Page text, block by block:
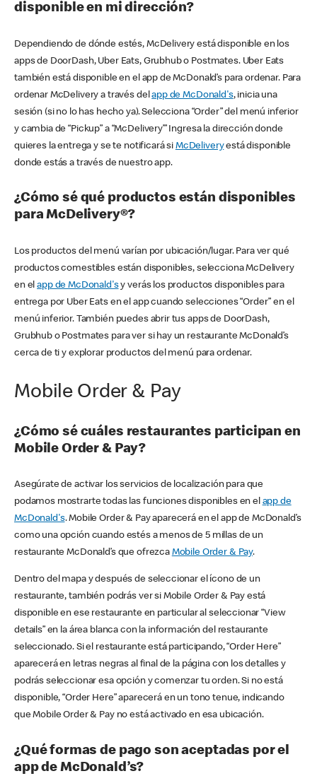
disponible en mi dirección?
Dependiendo de dónde estés, McDelivery está disponible en los
apps de DoorDash, Uber Eats, Grubhub o Postmates. Uber Eats
también está disponible en el app de McDonald’s para ordenar. Para
ordenar McDelivery a través delapp de McDonald's, inicia una
sesión (si no lo has hecho ya). Selecciona “Order” del menú inferior
y cambia de “Pickup” a “McDelivery’” Ingresa la dirección donde
quieres la entrega y se te notificará si McDeliveryestá disponible
donde estás a través de nuestro app.
¿Cómo sé qué productos están disponibles
para McDelivery®?
Los productos del menú varían por ubicación/lugar. Para ver qué
productos comestibles están disponibles, selecciona McDelivery
en elapp de McDonald'sy verás los productos disponibles para
entrega por Uber Eats en el app cuando selecciones “Order” en el
menú inferior. También puedes abrir tus apps de DoorDash,
Grubhub o Postmates para ver si hay un restaurante McDonald’s
cerca de ti y explorar productos del menú para ordenar.
Mobile Order & Pay
¿Cómo sé cuáles restaurantes participan en
Mobile Order & Pay?
Asegúrate de activar los servicios de localización para que
podamos mostrarte todas las funciones disponibles en el app de
McDonald's. Mobile Order & Pay aparecerá en el app de McDonald’s
como una opción cuando estés a menos de 5 millas de un
restaurante McDonald’s que ofrezca Mobile Order & Pay.
Dentro del mapa y después de seleccionar el ícono de un
restaurante, también podrás ver si Mobile Order & Pay está
disponible en ese restaurante en particular al seleccionar “View
details” en la área blanca con la información del restaurante
seleccionado. Si el restaurante está participando, “Order Here”
aparecerá en letras negras al final de la página con los detalles y
podrás seleccionar esa opción y comenzar tu orden. Si no está
disponible, “Order Here” aparecerá en un tono tenue, indicando
que Mobile Order & Pay no está activado en esa ubicación.
¿Qué formas de pago son aceptadas por el
app de McDonald’s?